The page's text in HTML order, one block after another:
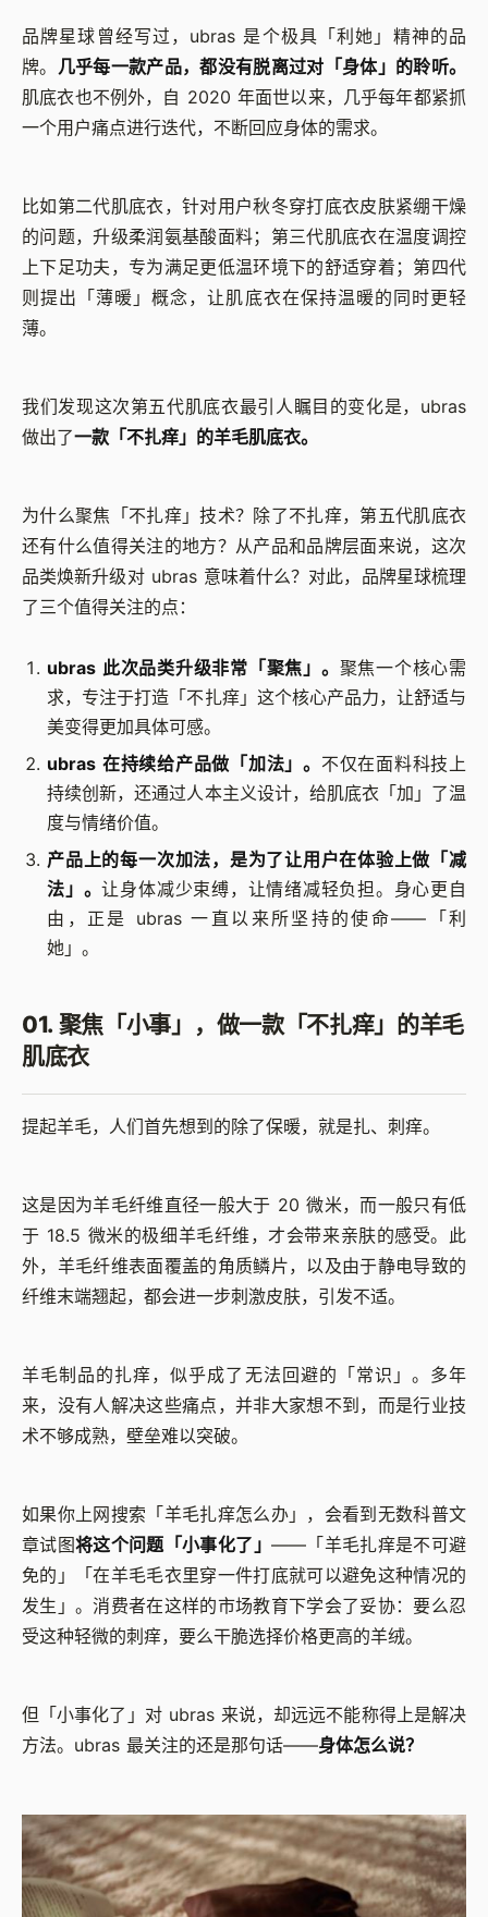
品牌星球曾经写过，ubras 是个极具「利她」精神的品
牌。 几乎每一款产品，都没有脱离过对「身体」的聆听。
肌底衣也不例外，自 2020 年面世以来，几乎每年都紧抓
一个用户痛点进行迭代，不断回应身体的需求。
比如第二代肌底衣，针对用户秋冬穿打底衣皮肤紧绷干燥
的问题，升级柔润氨基酸面料；第三代肌底衣在温度调控
上下足功夫，专为满足更低温环境下的舒适穿着；第四代
则提出「薄暖」概念，让肌底衣在保持温暖的同时更轻
薄。
我们发现这次第五代肌底衣最引人瞩目的变化是，ubras
做出了一款「不扎痒」的羊毛肌底衣。
为什么聚焦「不扎痒」技术？除了不扎痒，第五代肌底衣
还有什么值得关注的地方？从产品和品牌层面来说，这次
品类焕新升级对 ubras 意味着什么？对此，品牌星球梳理
了三个值得关注的点：
ubras 此次品类升级非常「聚焦」。 聚焦一个核心需
求，专注于打造「不扎痒」这个核心产品力，让舒适与
美变得更加具体可感。
ubras 在持续给产品做「加法」。 不仅在面料科技上
持续创新，还通过人本主义设计，给肌底衣「加」了温
度与情绪价值。
产品上的每一次加法，是为了让用户在体验上做「减
法」。让身体减少束缚，让情绪减轻负担。身心更自
由，正是 ubras 一直以来所坚持的使命——「利
她」。
01. 聚焦「小事」，做一款「不扎痒」的羊毛
肌底衣
提起羊毛，人们首先想到的除了保暖，就是扎、刺痒。
这是因为羊毛纤维直径一般大于 20 微米，而一般只有低
于 18.5 微米的极细羊毛纤维，才会带来亲肤的感受。此
外，羊毛纤维表面覆盖的角质鳞片，以及由于静电导致的
纤维末端翘起，都会进一步刺激皮肤，引发不适。
羊毛制品的扎痒，似乎成了无法回避的「常识」。多年
来，没有人解决这些痛点，并非大家想不到，而是行业技
术不够成熟，壁垒难以突破。
如果你上网搜索「羊毛扎痒怎么办」，会看到无数科普文
章试图将这个问题「小事化了」 ——「羊毛扎痒是不可避
免的」「在羊毛毛衣里穿一件打底就可以避免这种情况的
发生」。消费者在这样的市场教育下学会了妥协：要么忍
受这种轻微的刺痒，要么干脆选择价格更高的羊绒。
但「小事化了」对 ubras 来说，却远远不能称得上是解决
方法。ubras 最关注的还是那句话——身体怎么说？